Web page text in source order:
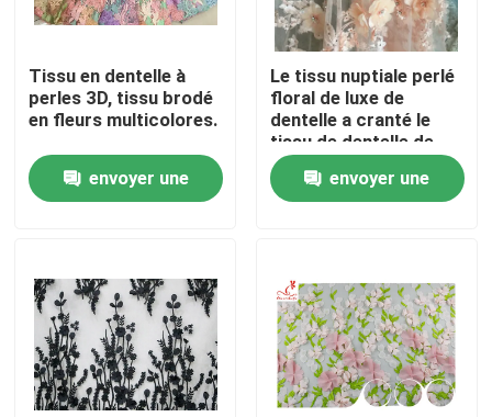
Maison
Au sujet de nous
Visite d'usine
Tissu en dentelle à
perles 3D, tissu brodé
en fleurs multicolores.
envoyer une
Le tissu nuptiale perlé
floral de luxe de
dentelle a cranté le
tissu de dentelle de
robe de mariage de
bord
envoyer une